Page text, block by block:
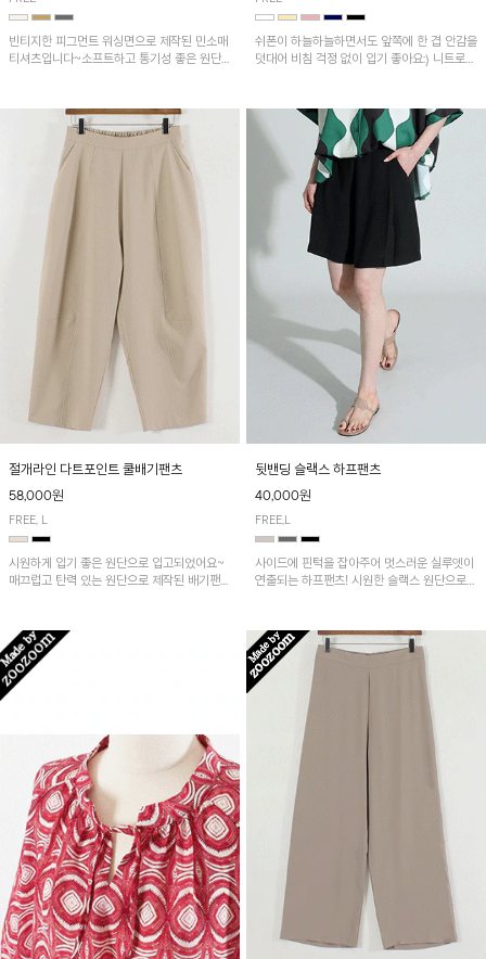
빈티지한 피그먼트 워싱면으로 제작된 민소매
티셔츠입니다~소프트하고 통기성 좋은 원단
쉬폰이 하늘하늘하면서도 앞쪽에 한 겹 안감을
덧대어 비침 걱정 없이 입기 좋아요:) 니트로
절개라인 다트포인트 쿨배기팬츠
58,000원
FREE, L
시원하게 입기 좋은 원단으로 입고되었어요~
매끄럽고 탄력 있는 원단으로 제작된 배기팬츠
뒷밴딩 슬랙스 하프팬츠
40,000원
FREE,L
사이드에 핀턱을 잡아주어 멋스러운 실루엣이
연출되는 하프팬츠! 시원한 슬랙스 원단으로